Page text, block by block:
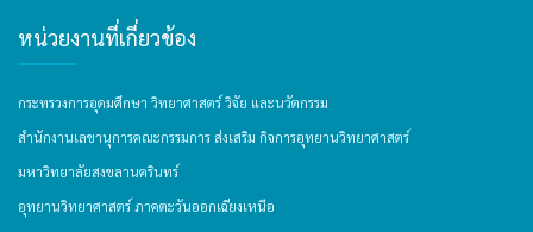
หน่วยงานที่เกี่ยวข้อง
กระทรวงการอุดมศึกษา วิทยาศาสตร์ วิจัย และนวัตกรรม
สำนักงานเลขานุการคณะกรรมการ ส่งเสริม กิจการอุทยานวิทยาศาสตร์
มหาวิทยาลัยสงขลานครินทร์
อุทยานวิทยาศาสตร์ ภาคตะวันออกเฉียงเหนือ